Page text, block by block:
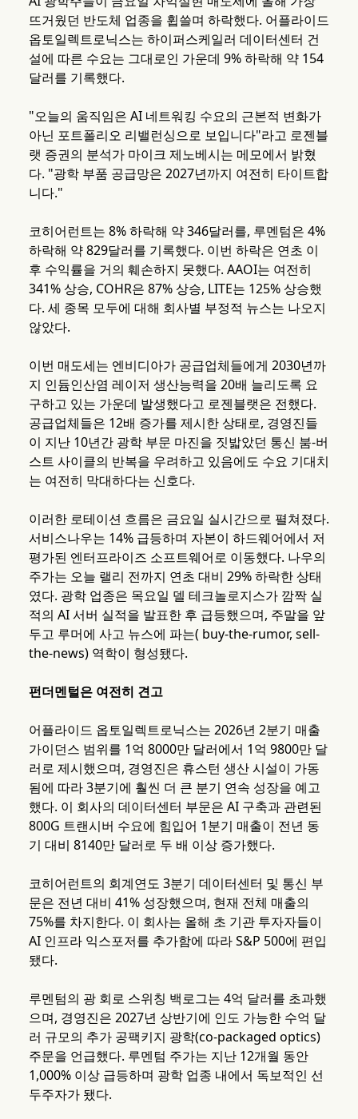
뜨거웠던 반도체 업종을 휩쓸며 하락했다. 어플라이드
옵토일렉트로닉스는 하이퍼스케일러 데이터센터 건
설에 따른 수요는 그대로인 가운데 9% 하락해 약 154
달러를 기록했다.
"오늘의 움직임은 AI 네트워킹 수요의 근본적 변화가
아닌 포트폴리오 리밸런싱으로 보입니다"라고 로젠블
랫 증권의 분석가 마이크 제노베시는 메모에서 밝혔
다. "광학 부품 공급망은 2027년까지 여전히 타이트합
니다."
코히어런트는 8% 하락해 약 346달러를, 루멘텀은 4%
하락해 약 829달러를 기록했다. 이번 하락은 연초 이
후 수익률을 거의 훼손하지 못했다. AAOI는 여전히
341% 상승, COHR은 87% 상승, LITE는 125% 상승했
다. 세 종목 모두에 대해 회사별 부정적 뉴스는 나오지
않았다.
이번 매도세는 엔비디아가 공급업체들에게 2030년까
지 인듐인산염 레이저 생산능력을 20배 늘리도록 요
구하고 있는 가운데 발생했다고 로젠블랫은 전했다.
공급업체들은 12배 증가를 제시한 상태로, 경영진들
이 지난 10년간 광학 부문 마진을 짓밟았던 통신 붐-버
스트 사이클의 반복을 우려하고 있음에도 수요 기대치
는 여전히 막대하다는 신호다.
이러한 로테이션 흐름은 금요일 실시간으로 펼쳐졌다.
서비스나우는 14% 급등하며 자본이 하드웨어에서 저
평가된 엔터프라이즈 소프트웨어로 이동했다. 나우의
주가는 오늘 랠리 전까지 연초 대비 29% 하락한 상태
였다. 광학 업종은 목요일 델 테크놀로지스가 깜짝 실
적의 AI 서버 실적을 발표한 후 급등했으며, 주말을 앞
두고 루머에 사고 뉴스에 파는( buy-the-rumor, sell-
the-news) 역학이 형성됐다.
펀더멘털은 여전히 견고
어플라이드 옵토일렉트로닉스는 2026년 2분기 매출
가이던스 범위를 1억 8000만 달러에서 1억 9800만 달
러로 제시했으며, 경영진은 휴스턴 생산 시설이 가동
됨에 따라 3분기에 훨씬 더 큰 분기 연속 성장을 예고
했다. 이 회사의 데이터센터 부문은 AI 구축과 관련된
800G 트랜시버 수요에 힘입어 1분기 매출이 전년 동
기 대비 8140만 달러로 두 배 이상 증가했다.
코히어런트의 회계연도 3분기 데이터센터 및 통신 부
문은 전년 대비 41% 성장했으며, 현재 전체 매출의
75%를 차지한다. 이 회사는 올해 초 기관 투자자들이
AI 인프라 익스포저를 추가함에 따라 S&P 500에 편입
됐다.
루멘텀의 광 회로 스위칭 백로그는 4억 달러를 초과했
으며, 경영진은 2027년 상반기에 인도 가능한 수억 달
러 규모의 추가 공팩키지 광학(co-packaged optics)
주문을 언급했다. 루멘텀 주가는 지난 12개월 동안
1,000% 이상 급등하며 광학 업종 내에서 독보적인 선
두주자가 됐다.